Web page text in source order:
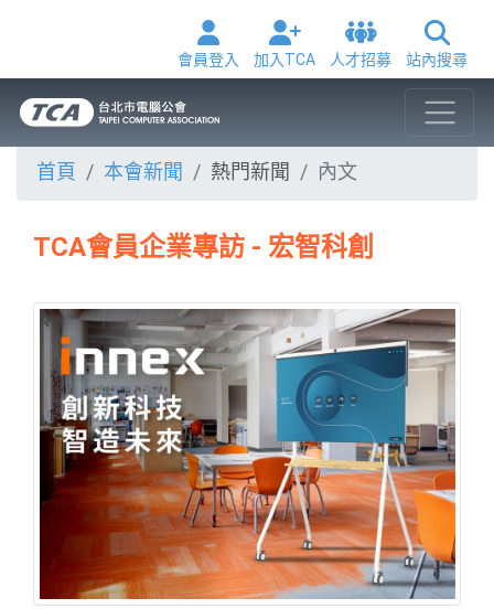
會員登入 加入TCA 人才招募 站內搜尋
首頁 本會新聞 熱門新聞 內文
TCA會員企業專訪 - 宏智科創